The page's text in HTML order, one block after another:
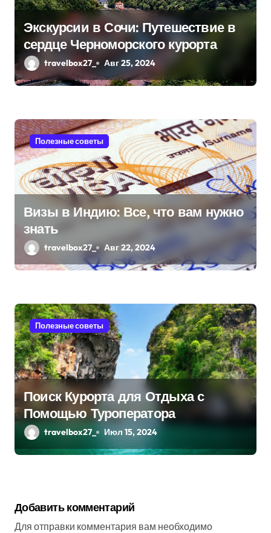
а
п
и
с
я
м
Экскурсии в Сочи: Путешествие в
сердце Черноморского курорта
travelbox27_ Авг 25, 2024
Полезные советы
Визы в Индию: Все, что вам нужно
знать
travelbox27_ Авг 22, 2024
Полезные советы
Поиск Курорта для Отдыха с
Помощью Туроператора
travelbox27_ Июл 15, 2024
Добавить комментарий
Для отправки комментария вам необходимо